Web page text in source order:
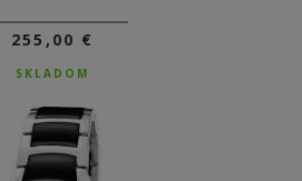
255,00 €
SKLADOM